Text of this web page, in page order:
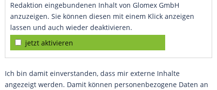
Redaktion eingebundenen Inhalt von Glomex GmbH
anzuzeigen. Sie können diesen mit einem Klick anzeigen
lassen und auch wieder deaktivieren.
jetzt aktivieren
Ich bin damit einverstanden, dass mir externe Inhalte
angezeigt werden. Damit können personenbezogene Daten an